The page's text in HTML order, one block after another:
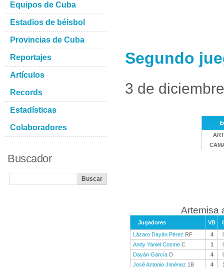
Segundo
3 de
Artemisa
Jugadores VB
Lázaro Dayán Pérez RF 4
Andy Yaniel Cosme C 1
Dayán García D 4
José Antonio Jiménez 1B 4
Equipos de Cuba
Estadios de béisbol
Provincias de Cuba
Reportajes
Artículos
Records
Estadísticas
Colaboradores
Buscador